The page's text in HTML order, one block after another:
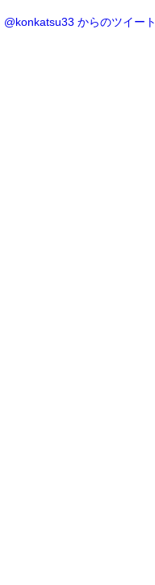
@konkatsu33 からのツイート